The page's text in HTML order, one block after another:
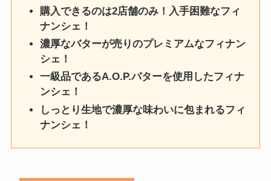
購入できるのは2店舗のみ！入手困難なフィ
ナンシェ！
濃厚なバターが売りのプレミアムなフィナン
シェ！
一級品であるA.O.P.バターを使用したフィナ
ンシェ！
しっとり生地で濃厚な味わいに包まれるフィ
ナンシェ！